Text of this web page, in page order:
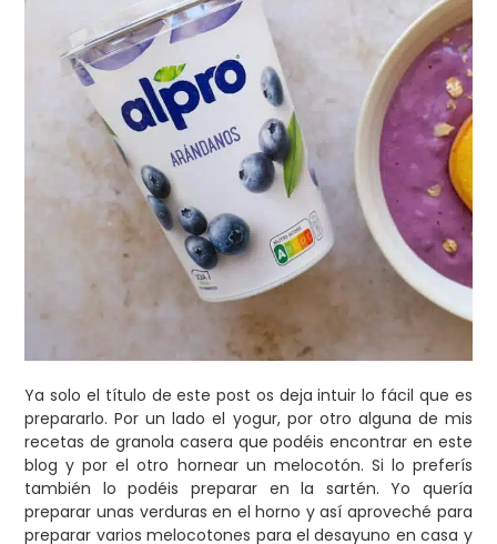
Ya solo el título de este post os deja intuir lo fácil que es
prepararlo. Por un lado el yogur, por otro alguna de mis
recetas de granola casera que podéis encontrar en este
blog y por el otro hornear un melocotón. Si lo preferís
también lo podéis preparar en la sartén. Yo quería
preparar unas verduras en el horno y así aproveché para
preparar varios melocotones para el desayuno en casa y